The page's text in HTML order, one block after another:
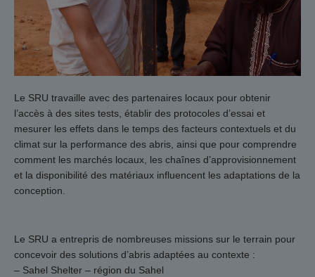
Le SRU travaille avec des partenaires locaux pour obtenir
l’accès à des sites tests, établir des protocoles d’essai et
mesurer les effets dans le temps des facteurs contextuels et du
climat sur la performance des abris, ainsi que pour comprendre
comment les marchés locaux, les chaînes d’approvisionnement
et la disponibilité des matériaux influencent les adaptations de la
conception.
Le SRU a entrepris de nombreuses missions sur le terrain pour
concevoir des solutions d’abris adaptées au contexte :
– Sahel Shelter – région du Sahel